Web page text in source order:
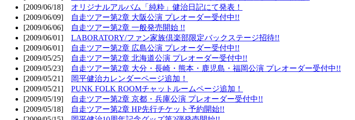
[2009/06/18] オリジナルアルバム「純粋」健治日記にて発表！
[2009/06/09]
自走ツアー第2章 大阪公演 プレオーダー受付中!!
[2009/06/06]
自走ツアー第2章 一般発売開始 !!
[2009/06/01] LABORATORY/ファン家族倶楽部限定バックステージ招待!!
[2009/06/01]
自走ツアー第2章 広島公演 プレオーダー受付中!!
[2009/05/25]
自走ツアー第2章 北海道公演 プレオーダー受付中!!
[2009/05/23]
自走ツアー第2章 大分・長崎・熊本・鹿児島・福岡公演 プレオーダー受付中!!
[2009/05/21]
岡平健治カレンダーページ追加！
[2009/05/21] PUNK FOLK ROOMチャットルームページ追加！
[2009/05/19]
自走ツアー第2章 京都・兵庫公演 プレオーダー受付中!!
[2009/05/18]
自走ツアー第2章 HP先行チケット予約開始!!